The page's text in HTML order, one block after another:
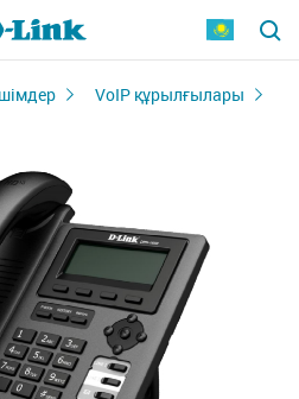
VoIP құрылғылары